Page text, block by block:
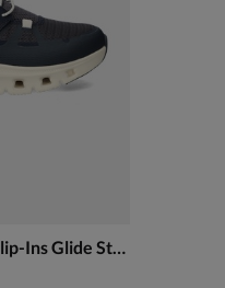
Skechers Hands Free Slip-Ins Glide Step Pro